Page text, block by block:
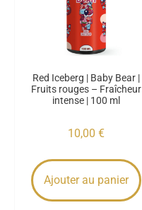
Red Iceberg | Baby Bear |
Fruits rouges – Fraîcheur
intense | 100 ml
10,00 €
Ajouter au panier